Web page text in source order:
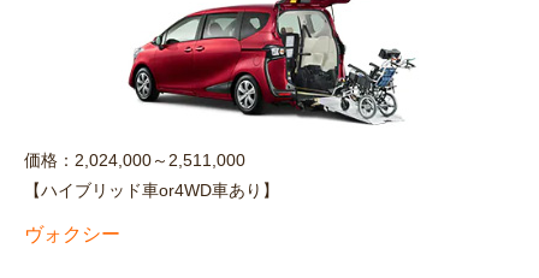
価格：2,024,000～2,511,000
【ハイブリッド車or4WD車あり】
ヴォクシー